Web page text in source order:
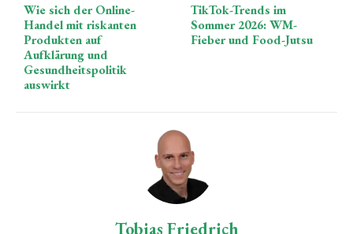
Wie sich der Online-
Handel mit riskanten
Produkten auf
Aufklärung und
Gesundheitspolitik
auswirkt
TikTok-Trends im
Sommer 2026: WM-
Fieber und Food-Jutsu
Tobias Friedrich